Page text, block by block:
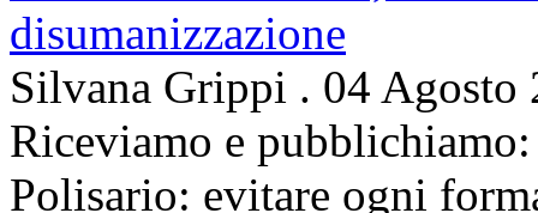
disumanizzazione
Silvana Grippi . 04 Agosto
Riceviamo e
Polisario: evitare ogni